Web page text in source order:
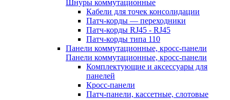
Шнуры коммутационные
Кабели для точек консолидации
Патч-корды — переходники
Патч-корды RJ45 - RJ45
Патч-корды типа 110
Панели коммутационные, кросс-панели
Панели коммутационные, кросс-панели
Комплектующие и аксессуары для
панелей
Кросс-панели
Патч-панели, кассетные, слотовые